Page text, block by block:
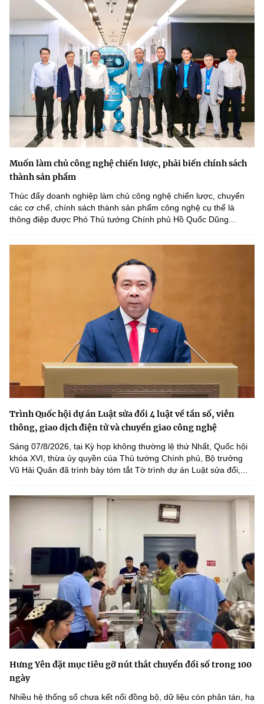
Muốn làm chủ công nghệ chiến lược, phải biến chính sách
thành sản phẩm
Thúc đẩy doanh nghiệp làm chủ công nghệ chiến lược, chuyển
các cơ chế, chính sách thành sản phẩm công nghệ cụ thể là
thông điệp được Phó Thủ tướng Chính phủ Hồ Quốc Dũng...
Trình Quốc hội dự án Luật sửa đổi 4 luật về tần số, viễn
thông, giao dịch điện tử và chuyển giao công nghệ
Sáng 07/8/2026, tại Kỳ họp không thường lệ thứ Nhất, Quốc hội
khóa XVI, thừa ủy quyền của Thủ tướng Chính phủ, Bộ trưởng
Vũ Hải Quân đã trình bày tóm tắt Tờ trình dự án Luật sửa đổi,...
Hưng Yên đặt mục tiêu gỡ nút thắt chuyển đổi số trong 100
ngày
Nhiều hệ thống số chưa kết nối đồng bộ, dữ liệu còn phân tán, hạ